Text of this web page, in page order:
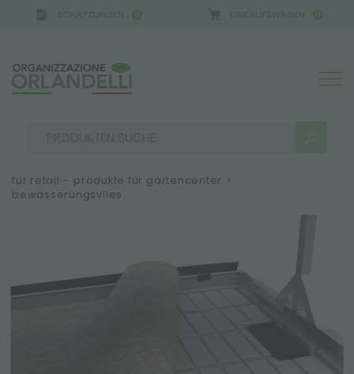
0 0
für retail – produkte für gartencenter >
bewässerungsvlies